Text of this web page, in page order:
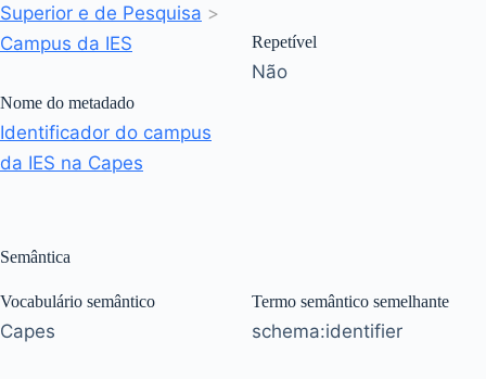
Superior e de Pesquisa >
Campus da IES
Nome do metadado
Identificador do campus
da IES na Capes
Repetível
Não
Semântica
Vocabulário semântico
Capes
Termo semântico semelhante
schema:identifier